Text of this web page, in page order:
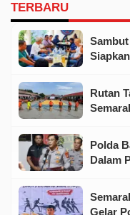
TERBARU
Rutan
Polda
Dalam
Gelar